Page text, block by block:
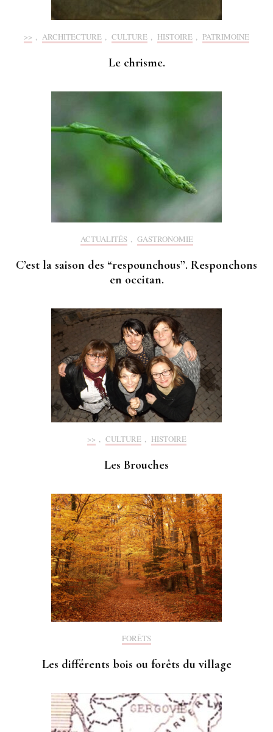
>> , ARCHITECTURE , CULTURE , HISTOIRE , PATRIMOINE
Le chrisme.
ACTUALITÉS , GASTRONOMIE
C’est la saison des “respounchous”. Responchons
en occitan.
>> , CULTURE , HISTOIRE
Les Brouches
FORÊTS
Les différents bois ou forêts du village